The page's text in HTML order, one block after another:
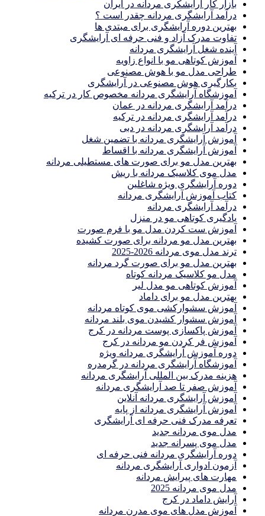
بازار كار آرايشكَرى مردانه در ايران
درآمد آرایشگری مردانه چقدر است ؟
بهترین دوره آرایشگری برای مبتدی ها
تفاوت مدرک آزاد و فنی حرفه ای آرایشگری
آینده شغل آرایشگری مردانه
آموزش کوتاهی مو با انواع زاویه
طراحی مدل مو با هوش مصنوعی
بکارگیری هوش مصنوعی در آرایشگری
آموزشگاه آرایشگری مردانه مخصوص کار در ترکیه
درآمد آرایشگری مردانه در عمان
درآمد آرایشگری مردانه در ترکیه
درآمد آرایشگری مردانه در دبی
آموزش آرایشگری مردانه با تضمین شغل
آموزش آرایشگری مردانه با اقساط
بهترین مدل مو برای صورت های مستطیلی مردانه
مدل موی کلاسیک مردانه با ریش
دوره آرایشگری ویژه شاغلین
کتاب آموزش آرایشگری مردانه
درآمد آرایشگری مردانه
یادگیری كوتاهى مو در منزل
آموزش ست كردن مدل مو با فرم صورت
بهترین مدل مو مردانه برای صورت کشیده
ترند مدل موی مردانه 2026-2025
بهترين مدل مو براى صورت گرد مردانه
مدل مو کلاسیک مردانه کوتاه
آموزش کوتاهی مو مدل لیر
بهترین مدل مو برای داماد
آموزش سشوارکشی موی کوتاه مردانه
آموزش سشوار کشیدن موی بلند مردانه
آموزش پاکسازی پوست مردانه در کرج
آموزش فر کردن مو مردانه در کرج
دوره آموزش آرایشگری مردانه ویژه
آموزشگاه آرایشگری مردانه در گرمدره
هزینه مدرک بین المللی آرایشگری مردانه
آموزش صفر تا صد آرایشگری مردانه
آموزش آرایشگری مردانه آنلاین
آموزش آرایشگری مردانه از پایه
تعرفه مدرک فنی حرفه ای آرایشگری
مدل موی مردانه جدید
مدل موی پسرانه جدید
دوره آرایشگری مردانه فنی حرفه ای
آزمون ادواری آرایشگری مردانه
مهارت های پیرایش مردانه
مدل موی مردانه 2025
آرایش داماد در کرج
آموزش مدل های موی مدرن مردانه